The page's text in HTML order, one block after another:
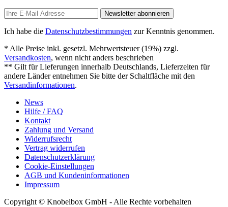
Newsletter abonnieren
Ich habe die Datenschutzbestimmungen zur Kenntnis genommen.
* Alle Preise inkl. gesetzl. Mehrwertsteuer (19%) zzgl.
Versandkosten, wenn nicht anders beschrieben
** Gilt für Lieferungen innerhalb Deutschlands, Lieferzeiten für
andere Länder entnehmen Sie bitte der Schaltfläche mit den
Versandinformationen.
News
Hilfe / FAQ
Kontakt
Zahlung und Versand
Widerrufsrecht
Vertrag widerrufen
Datenschutzerklärung
Cookie-Einstellungen
AGB und Kundeninformationen
Impressum
Copyright © Knobelbox GmbH - Alle Rechte vorbehalten